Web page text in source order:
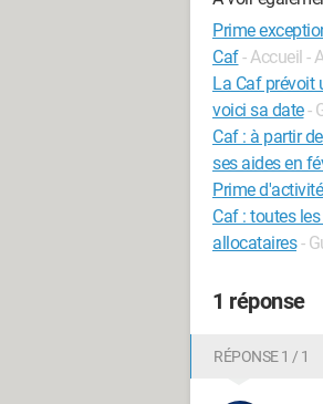
Prime
Caf- Accueil -
La Caf prévoit
voici sa date-
Caf : à partir
ses aides en
Prime d'activité
Caf : toutes
allocataires -
1 réponse
RÉPONSE 1 / 1